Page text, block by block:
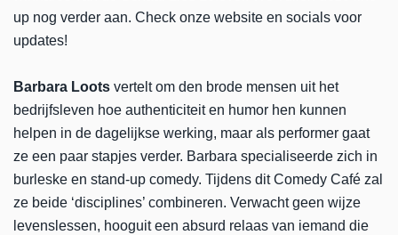
up nog verder aan. Check onze website en socials voor
updates!
Barbara Loots vertelt om den brode mensen uit het
bedrijfsleven hoe authenticiteit en humor hen kunnen
helpen in de dagelijkse werking, maar als performer gaat
ze een paar stapjes verder. Barbara specialiseerde zich in
burleske en stand-up comedy. Tijdens dit Comedy Café zal
ze beide ‘disciplines’ combineren. Verwacht geen wijze
levenslessen, hooguit een absurd relaas van iemand die